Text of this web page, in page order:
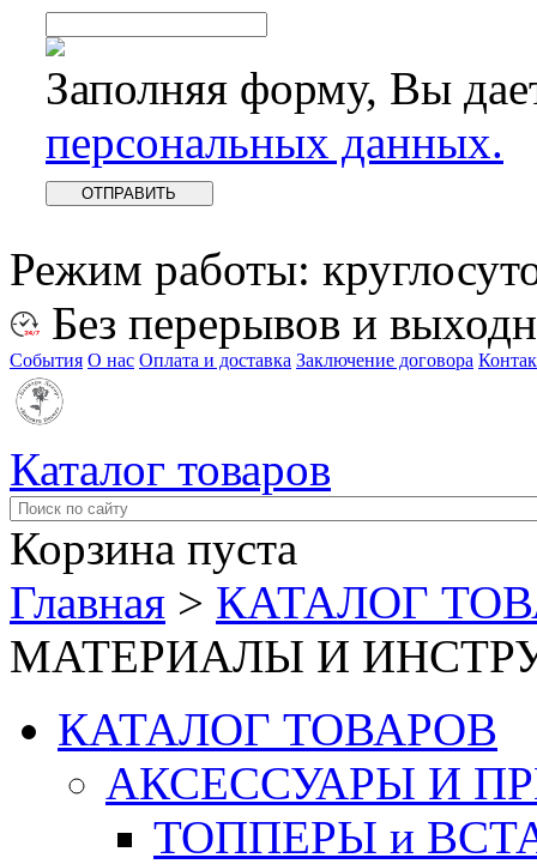
Заполняя форму, Вы
персональных данных.
Режим работы:
Без перерывов и
События О нас Оплата и доставка Заключение договора
Каталог товаров
Корзина пуста
Главная > КАТАЛОГ
МАТЕРИАЛЫ И
КАТАЛОГ ТОВАРОВ
АКСЕССУАРЫ И
ТОППЕРЫ и